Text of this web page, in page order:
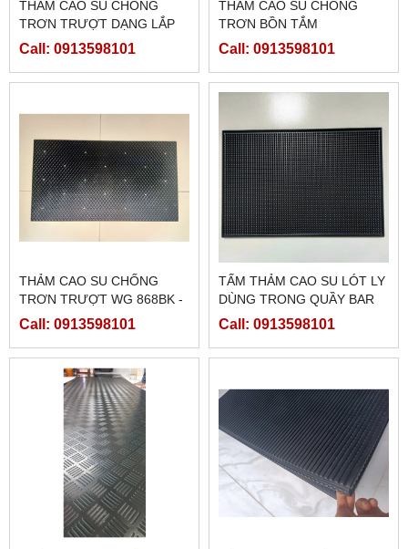
THẢM CAO SU CHỐNG
TRƠN TRƯỢT DẠNG LẮP
GHÉP - WG 8040 - ĐEN
Call: 0913598101
THẢM CAO SU CHỐNG
TRƠN BỒN TẮM
Call: 0913598101
THẢM CAO SU CHỐNG
TRƠN TRƯỢT WG 868BK -
LÓT Ổ HEO CON
Call: 0913598101
TẤM THẢM CAO SU LÓT LY
DÙNG TRONG QUẦY BAR
Call: 0913598101